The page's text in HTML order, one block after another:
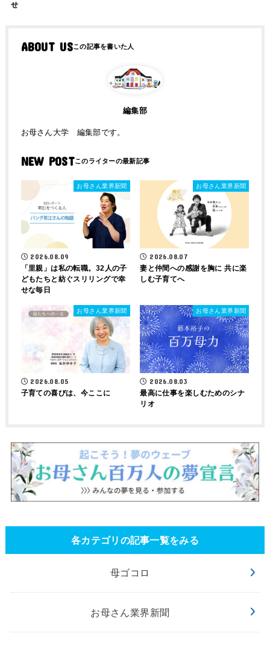
せ
ABOUT US
編集部
お母さん大学 編集部です。
NEW POST
お母さん業界新聞
2026.08.09
「里親」は私の転職。32人の子
どもたちと紡ぐスリリングで幸
せな毎日
お母さん業界新聞
2026.08.07
妻と仲間への感謝を胸に 共に楽
しむ子育てへ
お母さん業界新聞
2026.08.05
子育ての喜びは、今ここに
お母さん業界新聞
2026.08.03
最高に仕事を楽しむためのシナ
リオ
各カテゴリの記事一覧をみる
母ゴコロ
お母さん業界新聞